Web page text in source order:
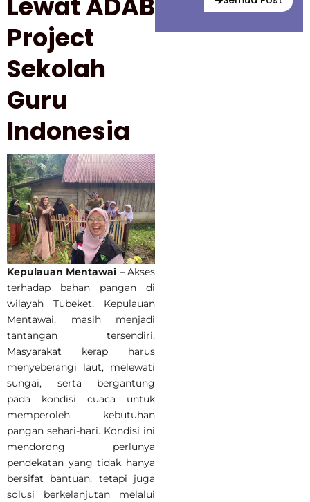
Project
Sekolah
Guru
Indonesia
Kepulauan Mentawai – Akses
terhadap bahan pangan di
wilayah Tubeket, Kepulauan
Mentawai, masih menjadi
tantangan tersendiri.
Masyarakat kerap harus
menyeberangi laut, melewati
sungai, serta bergantung
pada kondisi cuaca untuk
memperoleh kebutuhan
pangan sehari-hari. Kondisi ini
mendorong perlunya
pendekatan yang tidak hanya
bersifat bantuan, tetapi juga
solusi berkelanjutan melalui